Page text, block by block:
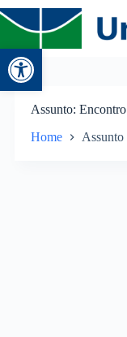
Abrir a
Assunto
Home Assunto